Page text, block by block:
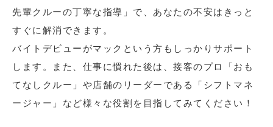
先輩クルーの丁寧な指導」で、あなたの不安はきっと
すぐに解消できます。
バイトデビューがマックという方もしっかりサポート
します。また、仕事に慣れた後は、接客のプロ「おも
てなしクルー」や店舗のリーダーである「シフトマネ
ージャー」など様々な役割を目指してみてください！